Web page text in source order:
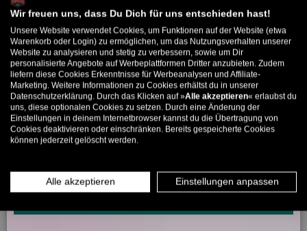
5315 266
Verifiziert von
Willkommens-Rabattcode direkt per Mail zugeschickt.
Bis zu 11% Rabatt auf deine erste Bestellung. Aufgepasst: Du
kannst nur 1x wählen! 🤫
5% ab €80 9% ab €100 11% ab €150 🔥
E-Mail
MÄNNER
INFOS ÜBER WHATSAPP? KEIN PROBLEM!
KLICK HIER UND SCHICKE UNS DIE VORGESCHRIEBENE NACHRICHT,
Wir freuen uns, dass Du Dich für uns entschieden hast!
Unsere Website verwendet Cookies, um Funktionen auf der Website (etwa
Warenkorb oder Login) zu ermöglichen, um das Nutzungsverhalten unserer
Website zu analysieren und stetig zu verbessern, sowie um Dir
personalisierte Angebote auf Werbeplattformen Dritter anzubieten. Zudem
liefern diese Cookies Erkenntnisse für Werbeanalysen und Affiliate-
Marketing. Weitere Informationen zu Cookies erhältst du in unserer
Datenschutzerklärung. Durch das Klicken auf »Alle akzeptieren« erlaubst du
uns, diese optionalen Cookies zu setzen. Durch eine Änderung der
Einstellungen in deinem Internetbrowser kannst du die Übertragung von
Cookies deaktivieren oder einschränken. Bereits gespeicherte Cookies
können jederzeit gelöscht werden.
Alle akzeptieren Einstellungen anpassen